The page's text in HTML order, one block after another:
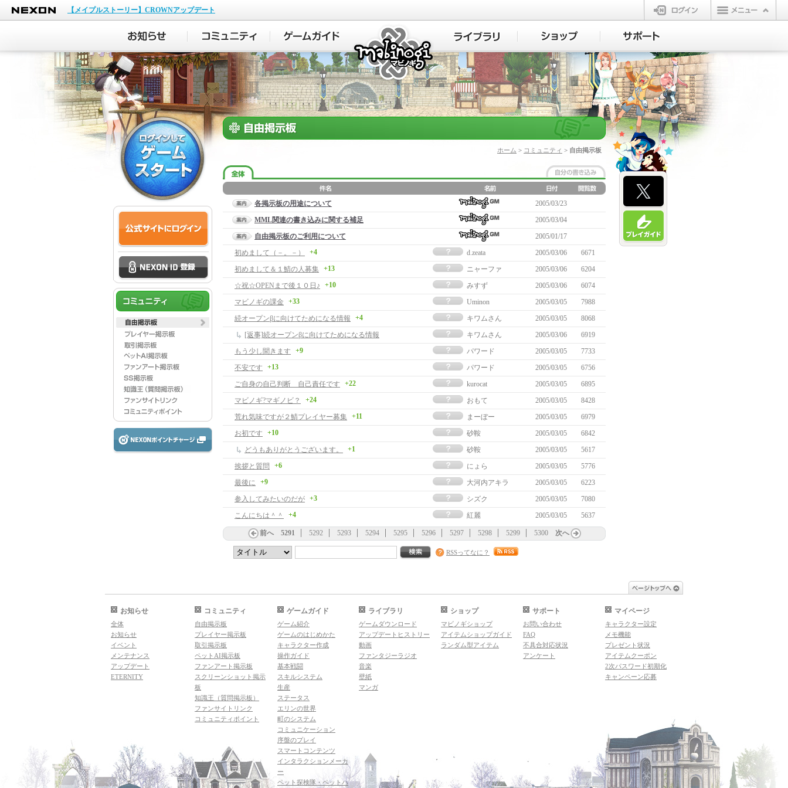
NEXON
【メイプルストーリー】CROWNアップデート
ログイン
マビノギ
ホーム > コミュニティ > 自由掲示板
各掲示板の用途について
2005/03/23
MML関連の書き込みに関する補足
2005/03/04
自由掲示板のご利用について
2005/01/17
初めまして（－。－）
+4 d.zeata 2005/03/06
6671
初めまして＆１鯖の人募集 +13 ニャーファ 2005/03/06
6204
☆祝☆OPENまで後１０日♪
+10 みすず 2005/03/06
6074
マビノギの課金
+33 Uminon 2005/03/05
7988
続オープンβに向けてためになる情報
+4 キワムさん 2005/03/05
8068
[返事]続オープンβに向けてためになる情報
キワムさん 2005/03/06
6919
もう少し聞きます
+9 パワード 2005/03/05
7733
不安です
+13 パワード 2005/03/05
6756
ご自身の自己判断 自己責任です
+22 kurocat 2005/03/05
6895
マビノギ?マギノビ？
+24 おもて 2005/03/05
8428
荒れ気味ですが２鯖プレイヤー募集 +11 まーぼー 2005/03/05
6979
お初です
+10 砂鞍 2005/03/05
6842
どうもありがとうございます。
+1 砂鞍 2005/03/05
5617
挨拶と質問
+6 にょら 2005/03/05
5776
最後に
+9 大河内アキラ 2005/03/05
6223
参入してみたいのだが +3 シズク 2005/03/05
7080
こんにちは＾＾
+4 紅麗 2005/03/05 5637
前へ 5291 5292 5293 5294 5295 5296 5297 5298 5299 5300 次へ
RSSってなに？
お知らせ
全体
お知らせ
イベント
メンテナンス
アップデート
ETERNITY
コミュニティ
自由掲示板
プレイヤー掲示板
取引掲示板
ペットAI掲示板
ファンアート掲示板
スクリーンショット掲示
板
知識王（質問掲示板）
ファンサイトリンク
コミュニティポイント
ゲームガイド
ゲーム紹介
ゲームのはじめかた
キャラクター作成
操作ガイド
基本戦闘
スキルシステム
生産
ステータス
エリンの世界
町のシステム
コミュニケーション
序盤のプレイ
スマートコンテンツ
インタラクションメーカ
ー
ペット探検隊・ペットハ
ライブラリ
ゲームダウンロード
アップデートヒストリー
動画
ファンタジーラジオ
音楽
壁紙
マンガ
ショップ
マビノギショップ
アイテムショップガイド
ランダム型アイテム
サポート
お問い合わせ
FAQ
不具合対応状況
アンケート
マイページ
キャラクター設定
メモ機能
プレゼント状況
アイテムクーポン
2次パスワード初期化
キャンペーン応募